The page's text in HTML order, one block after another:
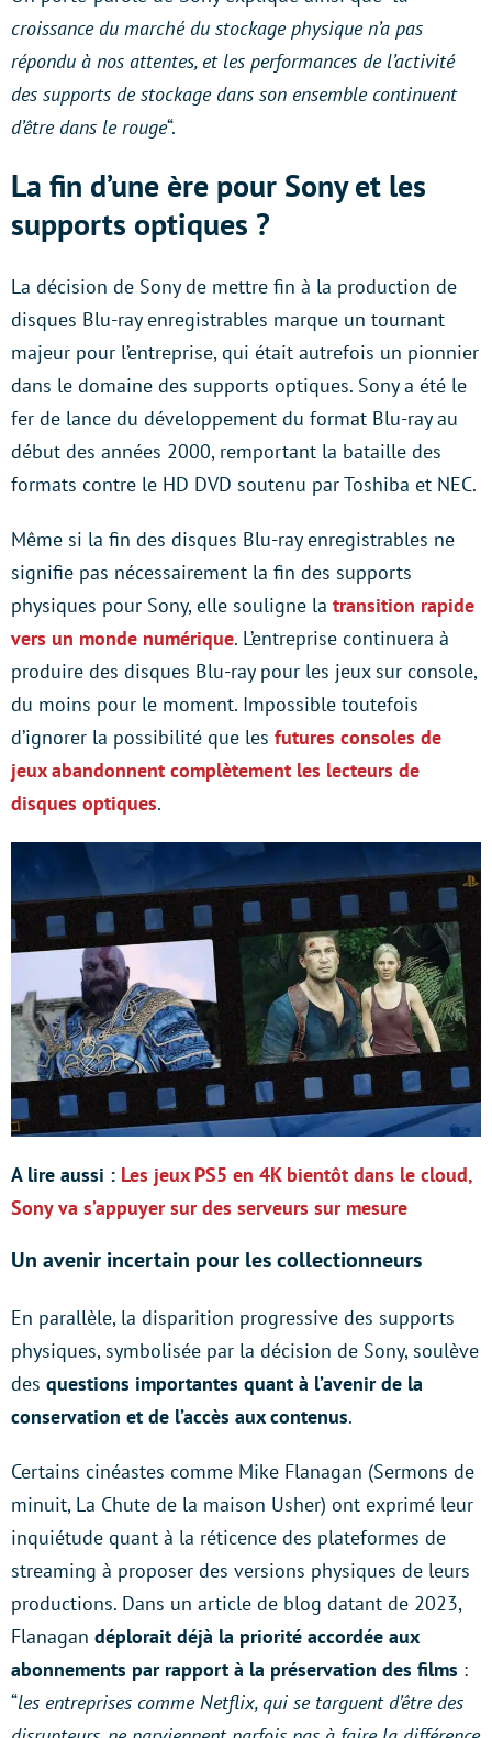
croissance du marché du stockage physique n’a pas
répondu à nos attentes, et les performances de l’activité
des supports de stockage dans son ensemble continuent
d’être dans le rouge“.
La fin d’une ère pour Sony et les
supports optiques ?
La décision de Sony de mettre fin à la production de
disques Blu-ray enregistrables marque un tournant
majeur pour l’entreprise, qui était autrefois un pionnier
dans le domaine des supports optiques. Sony a été le
fer de lance du développement du format Blu-ray au
début des années 2000, remportant la bataille des
formats contre le HD DVD soutenu par Toshiba et NEC.
Même si la fin des disques Blu-ray enregistrables ne
signifie pas nécessairement la fin des supports
physiques pour Sony, elle souligne la transition rapide
vers un monde numérique. L’entreprise continuera à
produire des disques Blu-ray pour les jeux sur console,
du moins pour le moment. Impossible toutefois
d’ignorer la possibilité que les futures consoles de
jeux abandonnent complètement les lecteurs de
disques optiques.
A lire aussi : Les jeux PS5 en 4K bientôt dans le cloud,
Sony va s’appuyer sur des serveurs sur mesure
Un avenir incertain pour les collectionneurs
En parallèle, la disparition progressive des supports
physiques, symbolisée par la décision de Sony, soulève
des questions importantes quant à l’avenir de la
conservation et de l’accès aux contenus.
Certains cinéastes comme Mike Flanagan (Sermons de
minuit, La Chute de la maison Usher) ont exprimé leur
inquiétude quant à la réticence des plateformes de
streaming à proposer des versions physiques de leurs
productions. Dans un article de blog datant de 2023,
Flanagan déplorait déjà la priorité accordée aux
abonnements par rapport à la préservation des films :
“les entreprises comme Netflix, qui se targuent d’être des